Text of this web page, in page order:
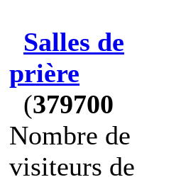
Salles de
prière
(379700
Nombre de
visiteurs de